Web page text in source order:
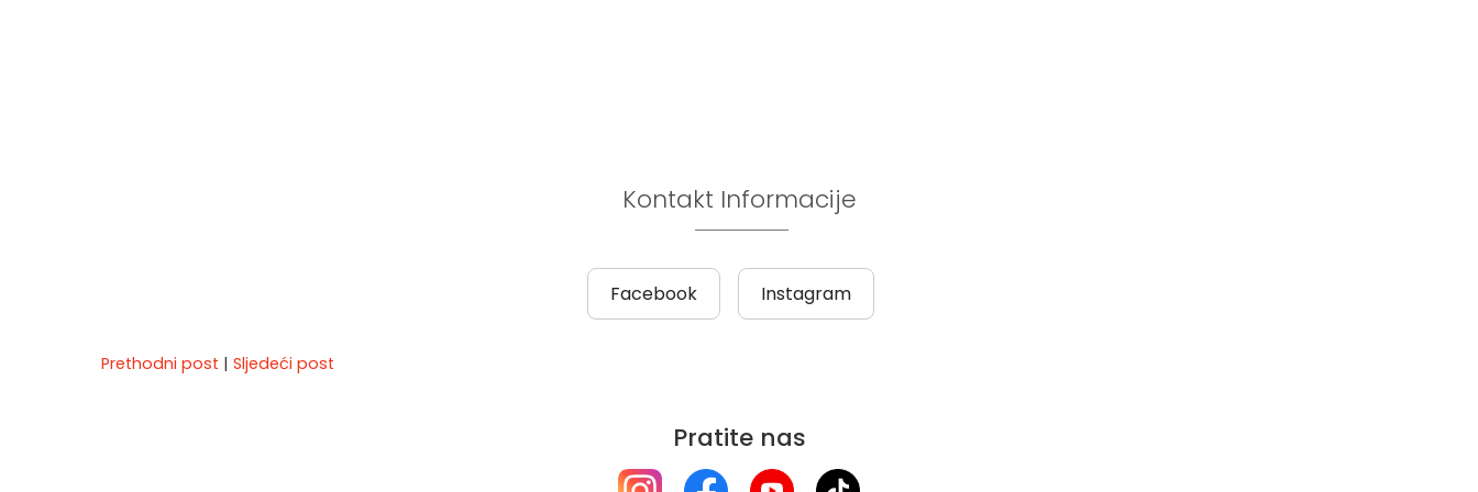
Kontakt Informacije
Facebook Instagram
Prethodni post | Sljedeći post
Pratite nas